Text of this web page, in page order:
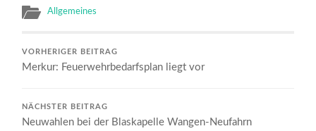
Allgemeines
VORHERIGER BEITRAG
Merkur: Feuerwehrbedarfsplan liegt vor
NÄCHSTER BEITRAG
Neuwahlen bei der Blaskapelle Wangen-Neufahrn